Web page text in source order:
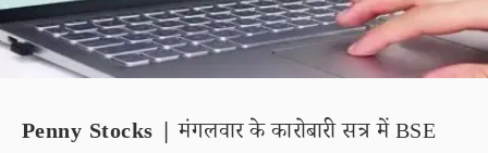
Penny Stocks | मंगलवार के कारोबारी सत्र में BSE